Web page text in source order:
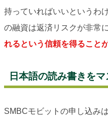
持っていればいいというわ
の融資は返済リスクが非常
れるという信頼を得ること
日本語の読み書きを
SMBCモビットの申し込み